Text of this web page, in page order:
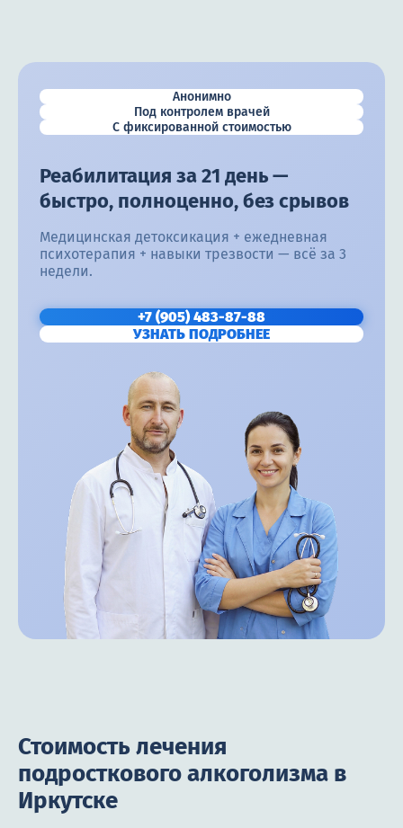
Анонимно
Под контролем врачей
С фиксированной стоимостью
Реабилитация за 21 день —
быстро, полноценно, без срывов
Медицинская детоксикация + ежедневная
психотерапия + навыки трезвости — всё за 3
недели.
+7 (905) 483-87-88
УЗНАТЬ ПОДРОБНЕЕ
Стоимость лечения
подросткового алкоголизма в
Иркутске